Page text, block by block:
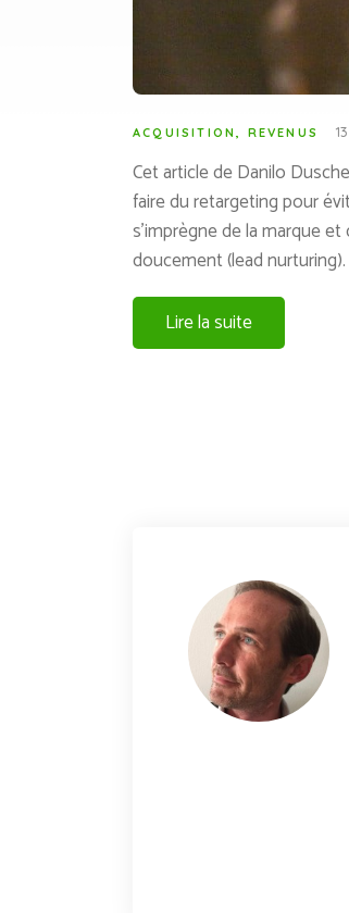
ACQUISITION REVENUS
Cet article de Danilo
faire du retargeting pour
s’imprègne de la marque
doucement (lead
Lire la suite